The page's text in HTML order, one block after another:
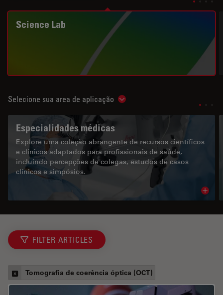
Science Lab
Selecione sua area de aplicação Show subnavigation
Especialidades médicas
Explore uma coleção abrangente de recursos científicos
e clínicos adaptados para profissionais de saúde,
incluindo percepções de colegas, estudos de casos
clínicos e simpósios.
FILTER ARTICLES
Tomografia de coerência óptica (OCT)